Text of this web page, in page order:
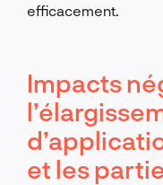
efficacement.
Impacts
et les